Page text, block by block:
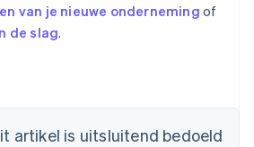
van je nieuwe onderneming of
de slag.
artikel is uitsluitend bedoeld